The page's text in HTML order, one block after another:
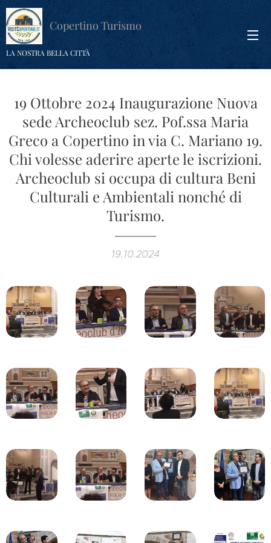
Copertino Turismo
LA NOSTRA BELLA CITTÀ
19 Ottobre 2024 Inaugurazione Nuova
sede Archeoclub sez. Pof.ssa Maria
Greco a Copertino in via C. Mariano 19.
Chi volesse aderire aperte le iscrizioni.
Archeoclub si occupa di cultura Beni
Culturali e Ambientali nonché di
Turismo.
19.10.2024